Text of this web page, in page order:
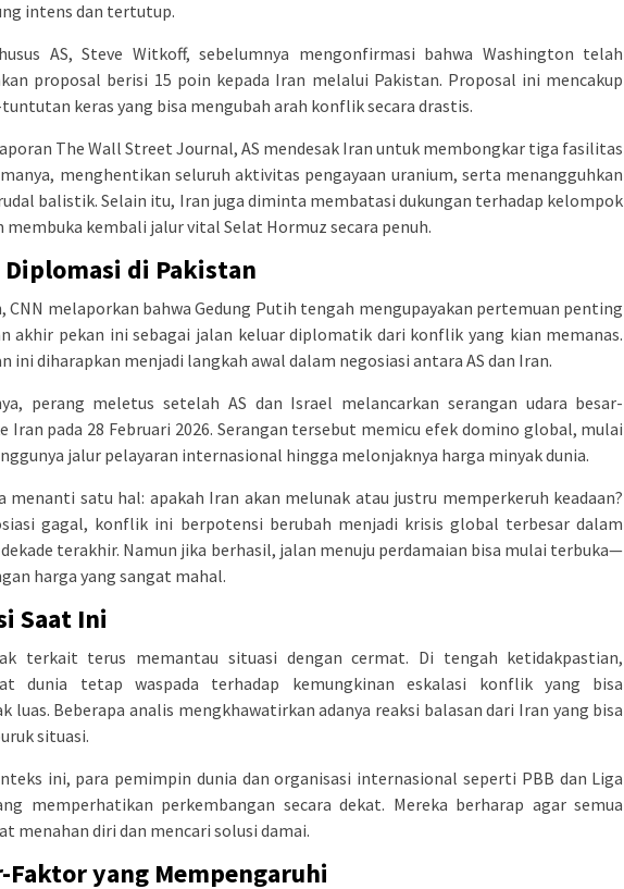
intens dan tertutup.
AS, Steve Witkoff, sebelumnya mengonfirmasi bahwa Washington telah
proposal berisi 15 poin kepada Iran melalui Pakistan. Proposal ini mencakup
keras yang bisa mengubah arah konflik secara drastis.
The Wall Street Journal, AS mendesak Iran untuk membongkar tiga fasilitas
menghentikan seluruh aktivitas pengayaan uranium, serta menangguhkan
balistik. Selain itu, Iran juga diminta membatasi dukungan terhadap kelompok
membuka kembali jalur vital Selat Hormuz secara penuh.
Diplomasi di Pakistan
CNN melaporkan bahwa Gedung Putih tengah mengupayakan pertemuan penting
akhir pekan ini sebagai jalan keluar diplomatik dari konflik yang kian memanas.
ini diharapkan menjadi langkah awal dalam negosiasi antara AS dan Iran.
perang meletus setelah AS dan Israel melancarkan serangan udara besar-
Iran pada 28 Februari 2026. Serangan tersebut memicu efek domino global, mulai
jalur pelayaran internasional hingga melonjaknya harga minyak dunia.
menanti satu hal: apakah Iran akan melunak atau justru memperkeruh keadaan?
gagal, konflik ini berpotensi berubah menjadi krisis global terbesar dalam
terakhir. Namun jika berhasil, jalan menuju perdamaian bisa mulai terbuka—
harga yang sangat mahal.
Saat Ini
terkait terus memantau situasi dengan cermat. Di tengah ketidakpastian,
dunia tetap waspada terhadap kemungkinan eskalasi konflik yang bisa
luas. Beberapa analis mengkhawatirkan adanya reaksi balasan dari Iran yang bisa
situasi.
ini, para pemimpin dunia dan organisasi internasional seperti PBB dan Liga
memperhatikan perkembangan secara dekat. Mereka berharap agar semua
menahan diri dan mencari solusi damai.
Faktor yang Mempengaruhi